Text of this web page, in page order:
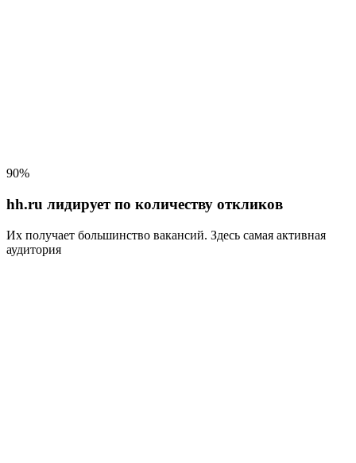
90%
hh.ru лидирует по количеству откликов
Их получает большинство вакансий. Здесь самая активная
аудитория